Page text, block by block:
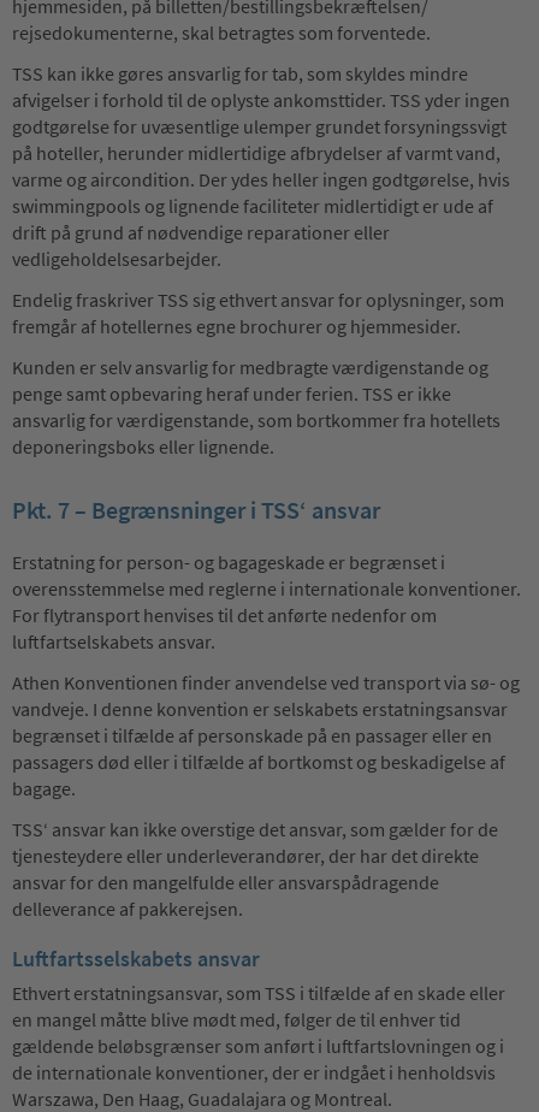
hjemmesiden, på billetten/bestillingsbekræftelsen/
rejsedokumenterne, skal betragtes som forventede.
TSS kan ikke gøres ansvarlig for tab, som skyldes mindre
afvigelser i forhold til de oplyste ankomsttider. TSS yder ingen
godtgørelse for uvæsentlige ulemper grundet forsyningssvigt
på hoteller, herunder midlertidige afbrydelser af varmt vand,
varme og aircondition. Der ydes heller ingen godtgørelse, hvis
swimmingpools og lignende faciliteter midlertidigt er ude af
drift på grund af nødvendige reparationer eller
vedligeholdelsesarbejder.
Endelig fraskriver TSS sig ethvert ansvar for oplysninger, som
fremgår af hotellernes egne brochurer og hjemmesider.
Kunden er selv ansvarlig for medbragte værdigenstande og
penge samt opbevaring heraf under ferien. TSS er ikke
ansvarlig for værdigenstande, som bortkommer fra hotellets
deponeringsboks eller lignende.
Pkt. 7 – Begrænsninger i TSS‘ ansvar
Erstatning for person- og bagageskade er begrænset i
overensstemmelse med reglerne i internationale konventioner.
For flytransport henvises til det anførte nedenfor om
luftfartselskabets ansvar.
Athen Konventionen finder anvendelse ved transport via sø- og
vandveje. I denne konvention er selskabets erstatningsansvar
begrænset i tilfælde af personskade på en passager eller en
passagers død eller i tilfælde af bortkomst og beskadigelse af
bagage.
TSS‘ ansvar kan ikke overstige det ansvar, som gælder for de
tjenesteydere eller underleverandører, der har det direkte
ansvar for den mangelfulde eller ansvarspådragende
delleverance af pakkerejsen.
Luftfartsselskabets ansvar
Ethvert erstatningsansvar, som TSS i tilfælde af en skade eller
en mangel måtte blive mødt med, følger de til enhver tid
gældende beløbsgrænser som anført i luftfartslovningen og i
de internationale konventioner, der er indgået i henholdsvis
Warszawa, Den Haag, Guadalajara og Montreal.